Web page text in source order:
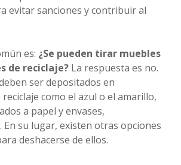
evitar sanciones y contribuir al
es: ¿Se pueden tirar muebles
de reciclaje? La respuesta es no.
ser depositados en
como el azul o el amarillo,
a papel y envases,
En su lugar, existen otras opciones
deshacerse de ellos.